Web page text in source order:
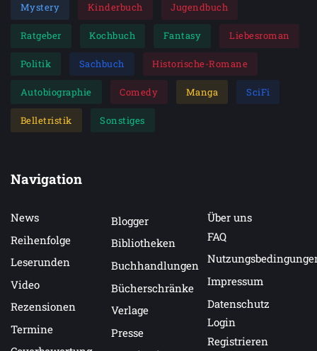
Mystery Kinderbuch Jugendbuch
Ratgeber Kochbuch Fantasy Liebesroman
Politik Sachbuch Historische-Romane
Autobiographie Comedy Manga SciFi
Belletristik Sonstiges
Navigation
News
Reihenfolge
Leserunden
Video
Rezensionen
Termine
Blogger
Bibliotheken
Buchhandlungen
Bücherschränke
Verlage
Presse
Über uns
FAQ
Impressum
Datenschutz
Login
Registrieren